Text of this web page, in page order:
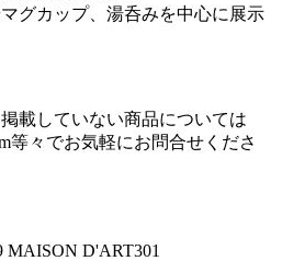
グカップ、湯呑みを中心に展示
載していない商品については
等々でお気軽にお問合せくださ
MAISON D'ART301